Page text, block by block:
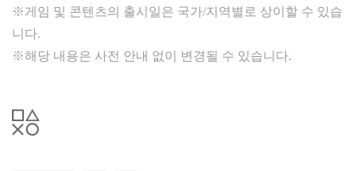
※게임 및 콘텐츠의 출시일은 국가/지역별로 상이할 수 있습
니다.
※해당 내용은 사전 안내 없이 변경될 수 있습니다.